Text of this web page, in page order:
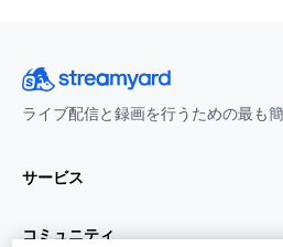
ライブ配信と録画を行うための最も
サービス
コミュニティ